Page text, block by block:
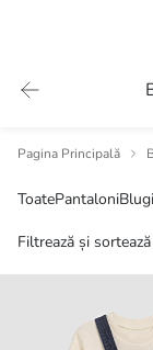
Pagina Principală
ToatePantaloniBlugi
Filtrează și sortează